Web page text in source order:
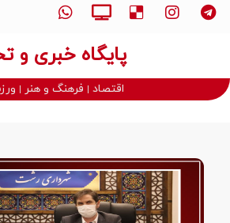
پایگاه خبری و
اقتصاد فرهنگ و هنر